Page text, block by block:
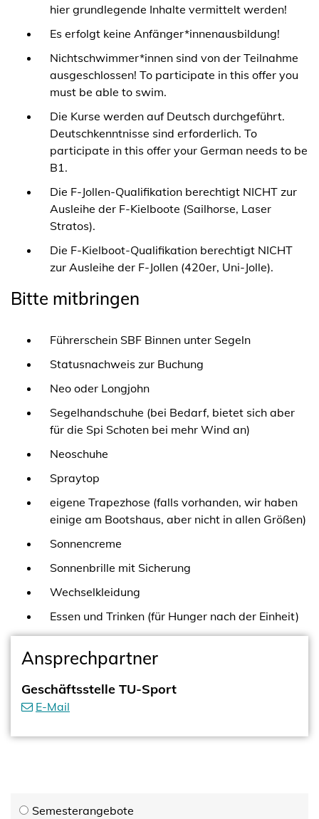
hier grundlegende Inhalte vermittelt werden!
Es erfolgt keine Anfänger*innenausbildung!
Nichtschwimmer*innen sind von der Teilnahme
ausgeschlossen! To participate in this offer you
must be able to swim.
Die Kurse werden auf Deutsch durchgeführt.
Deutschkenntnisse sind erforderlich. To
participate in this offer your German needs to be
B1.
Die F-Jollen-Qualifikation berechtigt NICHT zur
Ausleihe der F-Kielboote (Sailhorse, Laser
Stratos).
Die F-Kielboot-Qualifikation berechtigt NICHT
zur Ausleihe der F-Jollen (420er, Uni-Jolle).
Bitte mitbringen
Führerschein SBF Binnen unter Segeln
Statusnachweis zur Buchung
Neo oder Longjohn
Segelhandschuhe (bei Bedarf, bietet sich aber
für die Spi Schoten bei mehr Wind an)
Neoschuhe
Spraytop
eigene Trapezhose (falls vorhanden, wir haben
einige am Bootshaus, aber nicht in allen Größen)
Sonnencreme
Sonnenbrille mit Sicherung
Wechselkleidung
Essen und Trinken (für Hunger nach der Einheit)
Ansprechpartner
Geschäftsstelle TU-Sport
E-Mail
Semesterangebote